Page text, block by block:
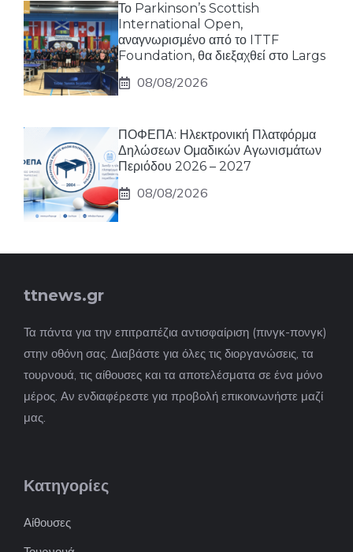
Το Parkinson’s Scottish
International Open,
αναγνωρισμένο από το ITTF
Foundation, θα διεξαχθεί στο Largs
08/08/2026
ΠΟΦΕΠΑ: Ηλεκτρονική Πλατφόρμα
Δηλώσεων Ομαδικών Αγωνισμάτων
Περιόδου 2026 – 2027
08/08/2026
ttnews.gr
Τα πάντα για την επιτραπέζια αντισφαίριση (πινγκ-πονγκ)
στην οθόνη σας. Διαβάστε για όλες τις διοργανώσεις, τα
τουρνουά, τις αίθουσες και τα αποτελέσματα σε ένα μόνο
μέρος. Αν ενδιαφέρεστε για προβολή επικοινωνήστε μαζί
μας.
Κατηγορίες
Αίθουσες